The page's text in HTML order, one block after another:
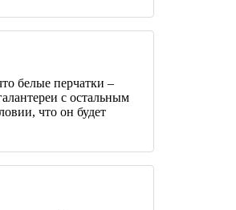
белые перчатки –
с остальным
что он будет